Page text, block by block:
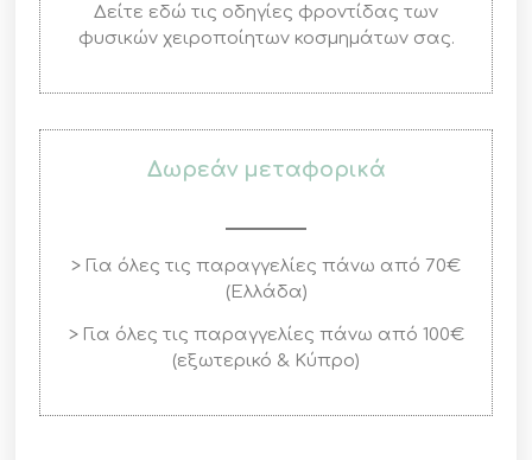
Δείτε εδώ τις οδηγίες φροντίδας των
φυσικών χειροποίητων κοσμημάτων σας.
Δωρεάν μεταφορικά
> Για όλες τις παραγγελίες πάνω από 70€
(Ελλάδα)
> Για όλες τις παραγγελίες πάνω από 100€
(εξωτερικό & Κύπρο)